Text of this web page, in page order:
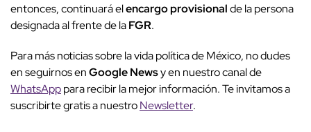
entonces, continuará elencargo provisionalde la persona
designada al frente de laFGR.
Para más noticias sobre la vida política de México, no dudes
en seguirnos enGoogle Newsy en nuestro canal de
WhatsApppara recibir la mejor información. Te invitamos a
suscribirte gratis a nuestroNewsletter.